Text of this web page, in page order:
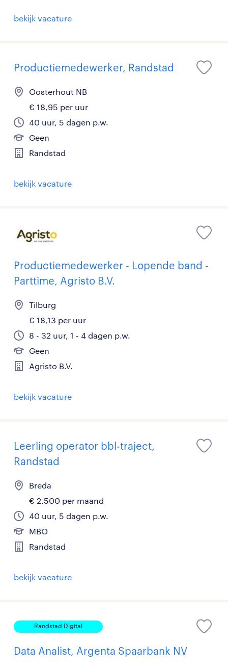
bekijk vacature
Productiemedewerker, Randstad
Oosterhout NB
€ 18,95 per uur
40 uur, 5 dagen p.w.
Geen
Randstad
bekijk vacature
Productiemedewerker - Lopende band -
Parttime, Agristo B.V.
Tilburg
€ 18,13 per uur
8 - 32 uur, 1 - 4 dagen p.w.
Geen
Agristo B.V.
bekijk vacature
Leerling operator bbl-traject,
Randstad
Breda
€ 2.500 per maand
40 uur, 5 dagen p.w.
MBO
Randstad
bekijk vacature
Randstad Digital
Data Analist, Argenta Spaarbank NV